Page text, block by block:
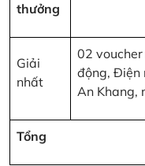
thưởng
Giải
nhất
02
động, Điện
An Khang,
Tổng